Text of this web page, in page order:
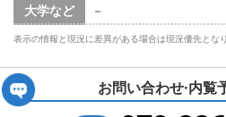
大学など
－
表示の情報と現況に差異がある場合は現況優先となり
お問い合わせ·内覧